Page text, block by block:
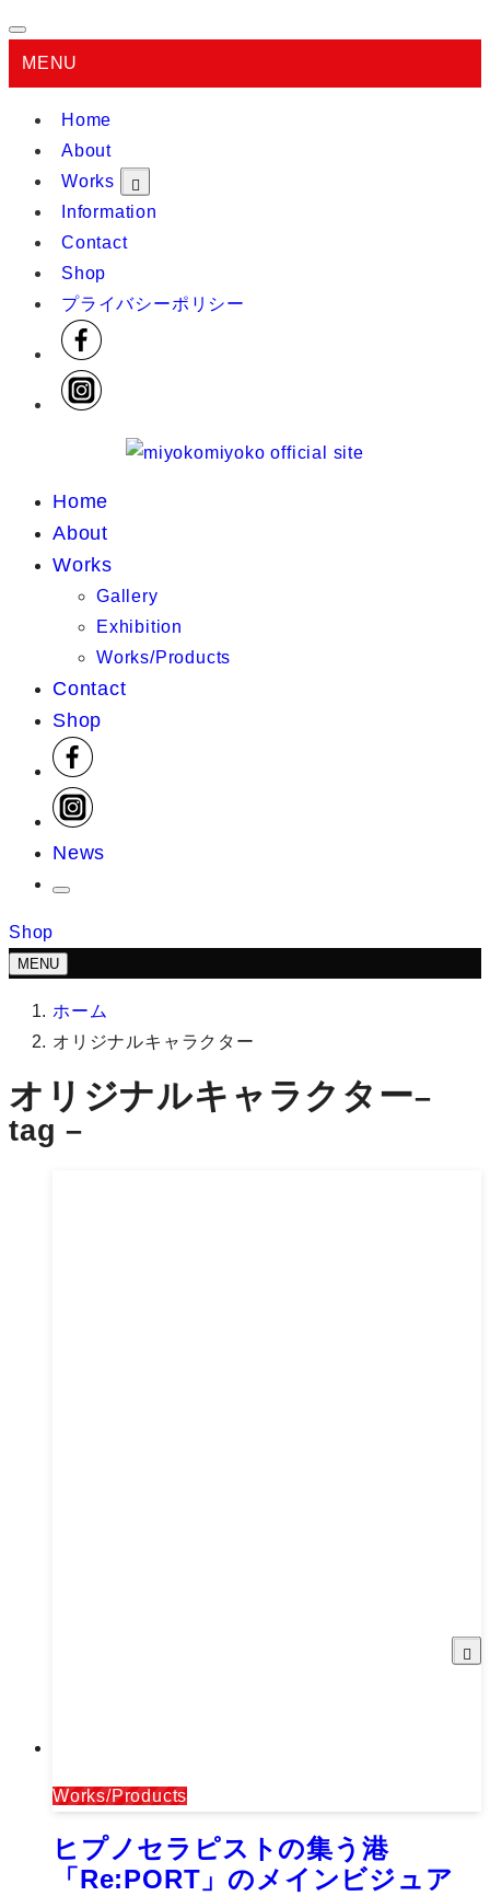
MENU
Home
About
Works
Information
Contact
Shop
プライバシーポリシー
Home
About
Works
Gallery
Exhibition
Works/Products
Contact
Shop
News
Shop
MENU
ホーム
オリジナルキャラクター
オリジナルキャラクター–
tag –
Works/Products
ヒプノセラピストの集う港
「Re:PORT」のメインビジュア